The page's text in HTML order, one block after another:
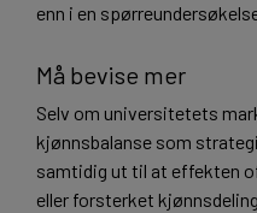
enn i en
Må bevise mer
Selv om universitetets
kjønnsbalanse som
samtidig ut til at effekten
eller forsterket